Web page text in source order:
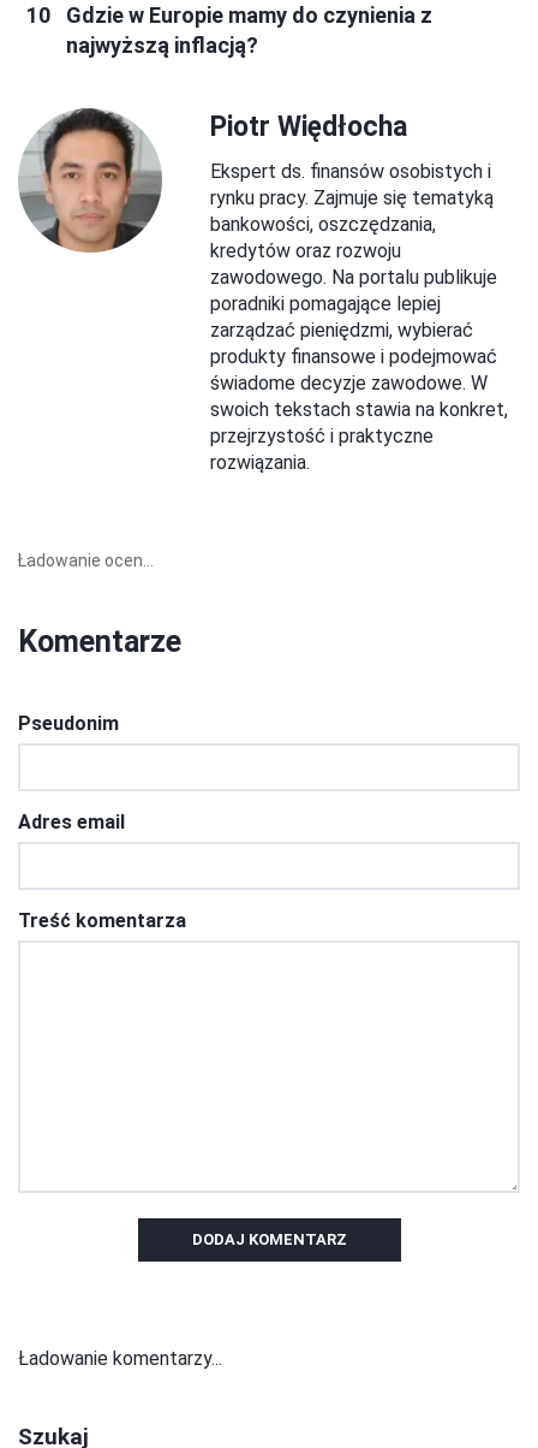
Gdzie w Europie mamy do czynienia z
najwyższą inflacją?
Piotr Więdłocha
Ekspert ds. finansów osobistych i
rynku pracy. Zajmuje się tematyką
bankowości, oszczędzania,
kredytów oraz rozwoju
zawodowego. Na portalu publikuje
poradniki pomagające lepiej
zarządzać pieniędzmi, wybierać
produkty finansowe i podejmować
świadome decyzje zawodowe. W
swoich tekstach stawia na konkret,
przejrzystość i praktyczne
rozwiązania.
Ładowanie ocen...
Komentarze
Pseudonim
Adres email
Treść komentarza
DODAJ KOMENTARZ
Ładowanie komentarzy...
Szukaj